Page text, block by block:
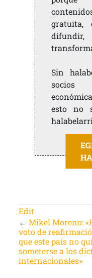
gratuita,
Sin
esto no
Edit
← Mikel Moreno:
voto de
que este país no
someterse a los
internacionales»